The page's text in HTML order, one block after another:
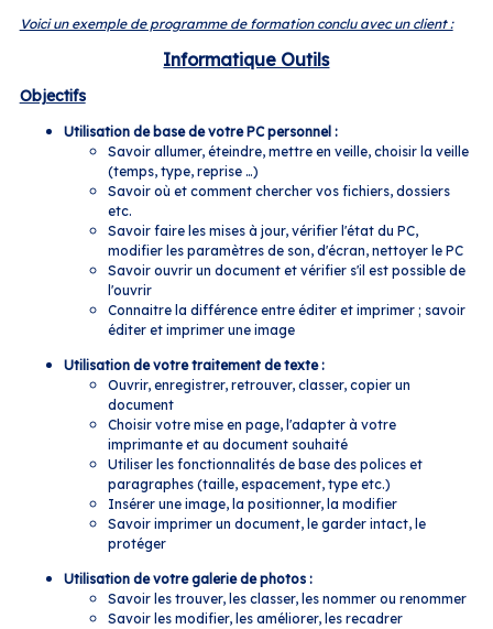
Voici un exemple de programme de formation conclu avec un client :
Informatique Outils
Objectifs
Utilisation de base de votre PC personnel :
Savoir allumer, éteindre, mettre en veille, choisir la veille
(temps, type, reprise …)
Savoir où et comment chercher vos fichiers, dossiers
etc.
Savoir faire les mises à jour, vérifier l'état du PC,
modifier les paramètres de son, d'écran, nettoyer le PC
Savoir ouvrir un document et vérifier s'il est possible de
l'ouvrir
Connaitre la différence entre éditer et imprimer ; savoir
éditer et imprimer une image
Utilisation de votre traitement de texte :
Ouvrir, enregistrer, retrouver, classer, copier un
document
Choisir votre mise en page, l'adapter à votre
imprimante et au document souhaité
Utiliser les fonctionnalités de base des polices et
paragraphes (taille, espacement, type etc.)
Insérer une image, la positionner, la modifier
Savoir imprimer un document, le garder intact, le
protéger
Utilisation de votre galerie de photos :
Savoir les trouver, les classer, les nommer ou renommer
Savoir les modifier, les améliorer, les recadrer